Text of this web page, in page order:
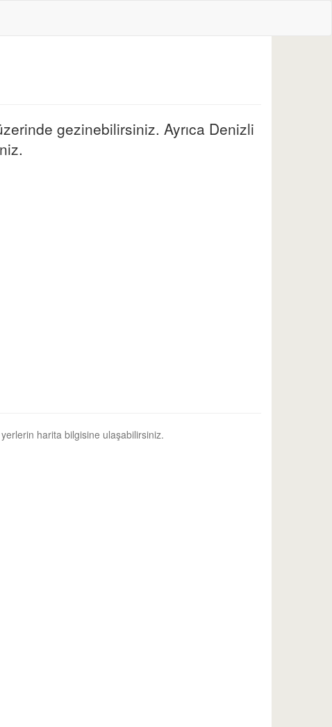
gezinebilirsiniz. Ayrıca Denizli
harita bilgisine ulaşabilirsiniz.